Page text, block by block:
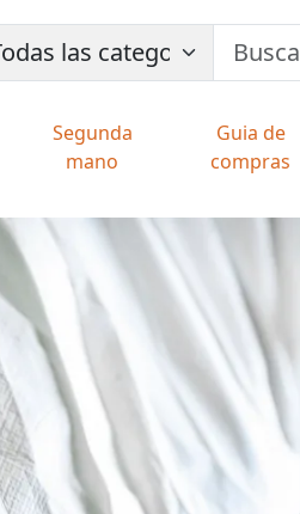
Segunda
mano
Guia de
compras